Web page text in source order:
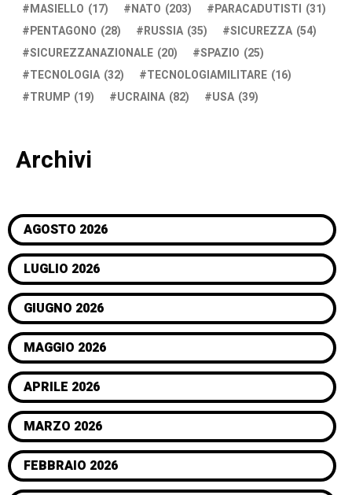
MASIELLO (17) NATO (203) PARACADUTISTI (31)
PENTAGONO (28) RUSSIA (35) SICUREZZA (54)
SICUREZZANAZIONALE (20) SPAZIO (25)
TECNOLOGIA (32) TECNOLOGIAMILITARE (16)
TRUMP (19) UCRAINA (82) USA (39)
Archivi
AGOSTO 2026
LUGLIO 2026
GIUGNO 2026
MAGGIO 2026
APRILE 2026
MARZO 2026
FEBBRAIO 2026